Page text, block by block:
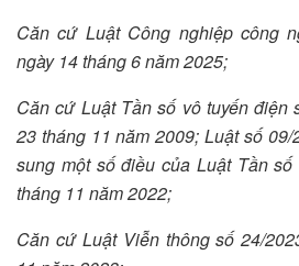
Căn cứ Luật Công nghiệp công
ngày 14 tháng 6 năm 2025;
Căn cứ Luật Tần số vô tuyến điện
23 tháng 11 năm 2009; Luật số
sung một số điều của Luật Tần
tháng 11 năm 2022;
Căn cứ Luật Viễn thông số 24/